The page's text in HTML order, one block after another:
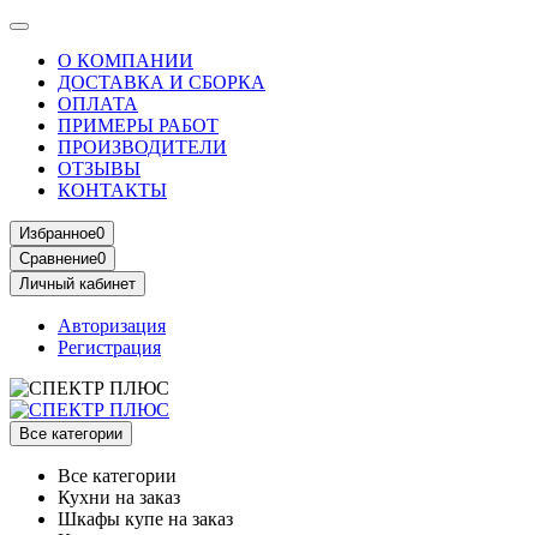
О КОМПАНИИ
ДОСТАВКА И СБОРКА
ОПЛАТА
ПРИМЕРЫ РАБОТ
ПРОИЗВОДИТЕЛИ
ОТЗЫВЫ
КОНТАКТЫ
Избранное0
Сравнение0
Личный кабинет
Авторизация
Регистрация
Все категории
Все категории
Кухни на заказ
Шкафы купе на заказ